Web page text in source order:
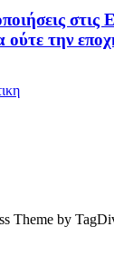
στις
ούτε την
Theme by